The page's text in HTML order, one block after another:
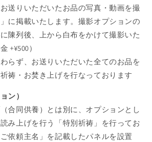
送りいただいたお品の写真・動画を撮
に掲載いたします。撮影オプションの
陳列後、上から白布をかけて撮影いた
+¥500）
らず、お送りいただいた全てのお品を
祷・お焚き上げを行なっております
ン）
合同供養）とは別に、オプションとし
み上げを行う「特別祈祷」を行ってお
依頼主名」を記載したパネルを設置